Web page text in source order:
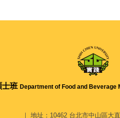
士班 Department of Food and Beverage
｜ 地址：10462 台北市中山區大